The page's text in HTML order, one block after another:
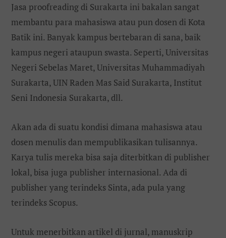
Jasa proofreading di Surakarta ini bakalan sangat
membantu para mahasiswa atau pun dosen di Kota
Batik ini. Banyak kampus bertebaran di sana, baik
kampus negeri ataupun swasta. Seperti, Universitas
Negeri Sebelas Maret, Universitas Muhammadiyah
Surakarta, UIN Raden Mas Said Surakarta, Institut
Seni Indonesia Surakarta, dll.
Akan ada di suatu kondisi dimana mahasiswa atau
dosen menulis dan mempublikasikan tulisannya.
Karya tulis mereka bisa saja diterbitkan di publisher
lokal, bisa juga publisher internasional. Ada di
publisher yang terindeks Sinta, ada pula yang
terindeks Scopus.
Untuk menerbitkan artikel di jurnal, manuskrip